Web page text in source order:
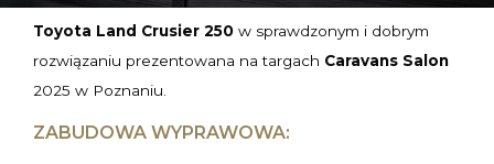
Toyota Land Crusier 250 w sprawdzonym i dobrym
rozwiązaniu prezentowana na targach Caravans Salon
2025 w Poznaniu.
ZABUDOWA WYPRAWOWA: